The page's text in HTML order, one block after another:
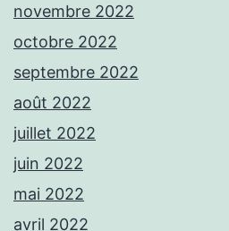
novembre 2022
octobre 2022
septembre 2022
août 2022
juillet 2022
juin 2022
mai 2022
avril 2022